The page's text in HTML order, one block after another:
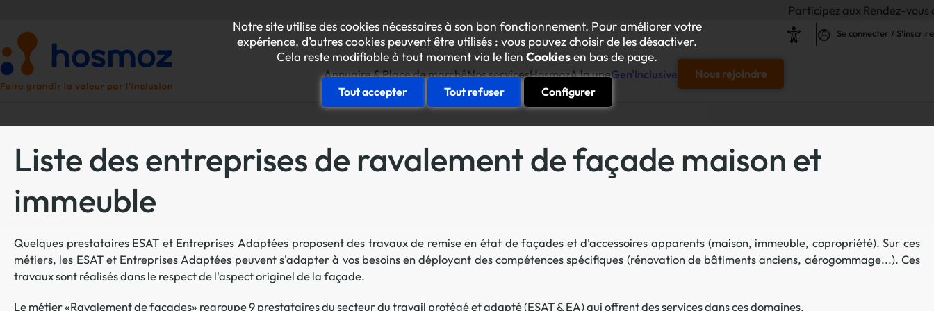
Notre site utilise des cookies nécessaires à son bon fonctionnement. Pour améliorer votre
expérience, d’autres cookies peuvent être utilisés : vous pouvez choisir de les désactiver.
Cela reste modifiable à tout moment via le lien Cookiesen bas de page.
Tout accepter Tout refuser Configurer
Participez aux Rendez-vous de
Se connecter / S'inscrire
Annuaire & Place de marchéNos services
Votre diagnostic "achats inclusifs & responsables"
L’Académie des achats inclusifs
La plateforme des achats inclusifs
Faire connaître
Hosmoz
Amélioration continue responsable
A la uneGen'Inclusive Nous rejoindre
Liste des entreprises de ravalement de façade maison et
immeuble
Quelques prestataires ESAT et Entreprises Adaptées proposent des travaux de remise en état de façades et d'accessoires apparents (maison, immeuble, copropriété). Sur ces
métiers, les ESAT et Entreprises Adaptées peuvent s'adapter à vos besoins en déployant des compétences spécifiques (rénovation de bâtiments anciens, aérogommage...). Ces
travaux sont réalisés dans le respect de l'aspect originel de la façade.
Le métier «Ravalement de façades» regroupe 9 prestataires du secteur du travail protégé et adapté (ESAT & EA) qui offrent des services dans ces domaines.